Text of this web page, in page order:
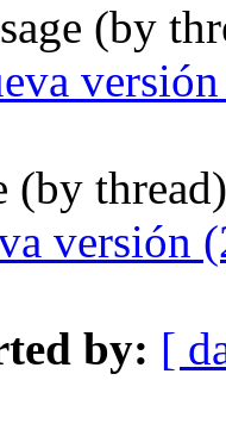
(by
(by
versión
by: [